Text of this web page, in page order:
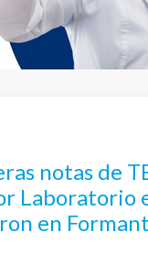
notas de
Laboratorio
en